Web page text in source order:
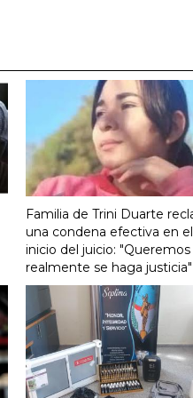
Familia de Trini Duarte
una condena efectiva en el
inicio del juicio:
realmente se haga justicia"